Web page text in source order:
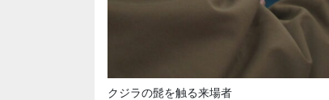
クジラの髭を触る来場者